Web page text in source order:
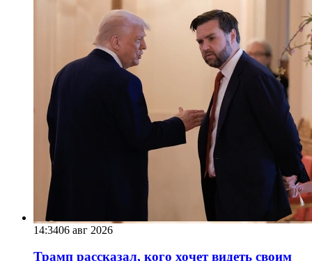
14:3406 авг 2026
Трамп рассказал, кого хочет видеть своим